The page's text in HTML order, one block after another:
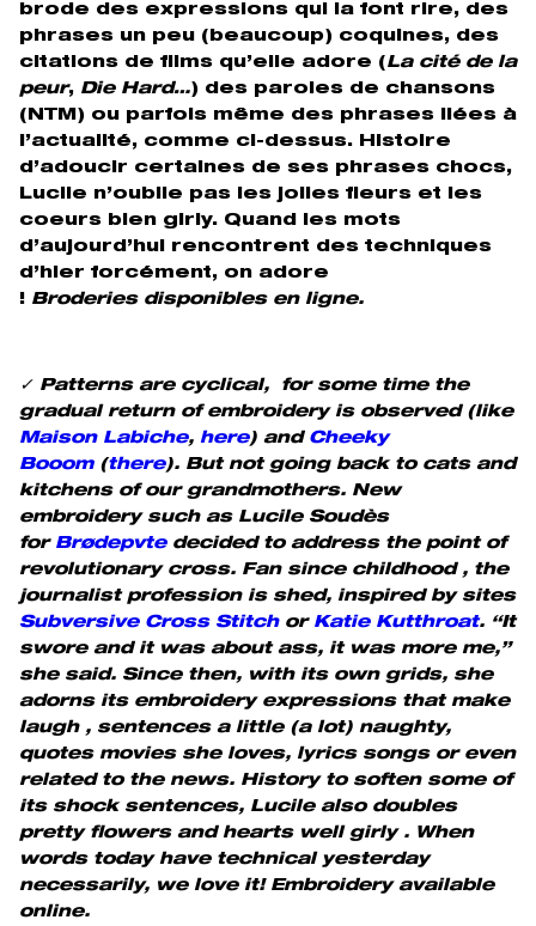
brode des expressions qui la font rire, des
phrases un peu (beaucoup) coquines, des
citations de films qu’elle adore (La cité de la
peur, Die Hard…) des paroles de chansons
(NTM) ou parfois même des phrases liées à
l’actualité, comme ci-dessus. Histoire
d’adoucir certaines de ses phrases chocs,
Lucile n’oublie pas les jolies fleurs et les
coeurs bien girly. Quand les mots
d’aujourd’hui rencontrent des techniques
d’hier forcément, on adore
! Broderies disponibles en ligne.
✓ Patterns are cyclical, for some time the
gradual return of embroidery is observed (like
Maison Labiche, here) and Cheeky
Booom(there). But not going back to cats and
kitchens of our grandmothers. New
embroidery such as Lucile Soudès
for Brødepvte decided to address the point of
revolutionary cross. Fan since childhood , the
journalist profession is shed, inspired by sites
Subversive Cross Stitchor Katie Kutthroat. “It
swore and it was about ass, it was more me,”
she said. Since then, with its own grids, she
adorns its embroidery expressions that make
laugh , sentences a little (a lot) naughty,
quotes movies she loves, lyrics songs or even
related to the news. History to soften some of
its shock sentences, Lucile also doubles
pretty flowers and hearts well girly . When
words today have technical yesterday
necessarily, we love it! Embroidery available
online.